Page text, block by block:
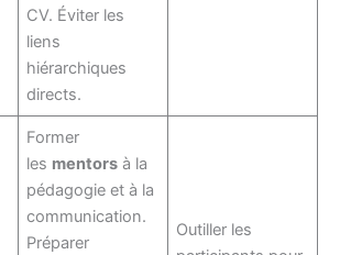
CV. Éviter les
liens
hiérarchiques
directs.
Former
les mentors à la
pédagogie et à la
communication.
Préparer
Outiller les